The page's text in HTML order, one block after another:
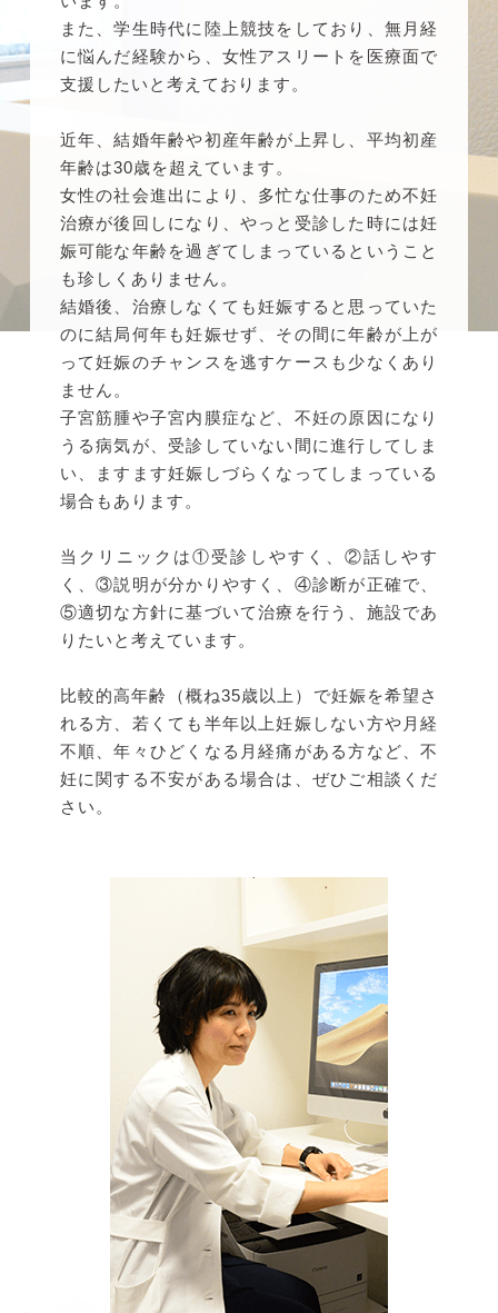
また、学生時代に陸上競技をしており、無月経
に悩んだ経験から、女性アスリートを医療面で
支援したいと考えております。
近年、結婚年齢や初産年齢が上昇し、平均初産
年齢は30歳を超えています。
女性の社会進出により、多忙な仕事のため不妊
治療が後回しになり、やっと受診した時には妊
娠可能な年齢を過ぎてしまっているということ
も珍しくありません。
結婚後、治療しなくても妊娠すると思っていた
のに結局何年も妊娠せず、その間に年齢が上が
って妊娠のチャンスを逃すケースも少なくあり
ません。
子宮筋腫や子宮内膜症など、不妊の原因になり
うる病気が、受診していない間に進行してしま
い、ますます妊娠しづらくなってしまっている
場合もあります。
当クリニックは①受診しやすく、②話しやす
く、③説明が分かりやすく、④診断が正確で、
⑤適切な方針に基づいて治療を行う、施設であ
りたいと考えています。
比較的高年齢（概ね35歳以上）で妊娠を希望さ
れる方、若くても半年以上妊娠しない方や月経
不順、年々ひどくなる月経痛がある方など、不
妊に関する不安がある場合は、ぜひご相談くだ
さい。